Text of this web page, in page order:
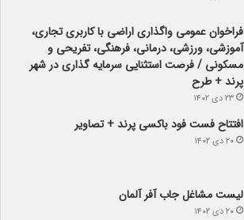
فراخوان عمومی واگذاری اراضی با کاربری تجاری،
آموزشی، ورزشی، درمانی، فرهنگی، تفریحی و
مسکونی / فرصت استثنایی سرمایه گذاری در شهر
پرند + طرح
۲۳ دی ۱۴۰۲
افتتاح فست فود باکسی پرند + تصاویر
۲۰ دی ۱۴۰۲
لیست مشاغل جاب آفر آلمان
۲۰ دی ۱۴۰۲